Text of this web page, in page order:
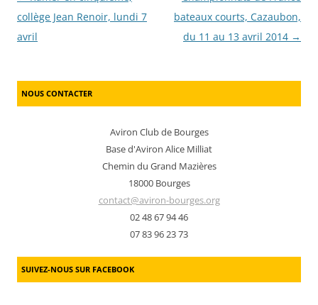
collège Jean Renoir, lundi 7
avril
bateaux courts, Cazaubon,
du 11 au 13 avril 2014 →
NOUS CONTACTER
Aviron Club de Bourges
Base d'Aviron Alice Milliat
Chemin du Grand Mazières
18000 Bourges
contact@aviron-bourges.org
02 48 67 94 46
07 83 96 23 73
SUIVEZ-NOUS SUR FACEBOOK